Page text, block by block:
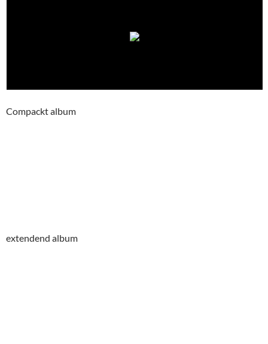
Compackt album
extendend album